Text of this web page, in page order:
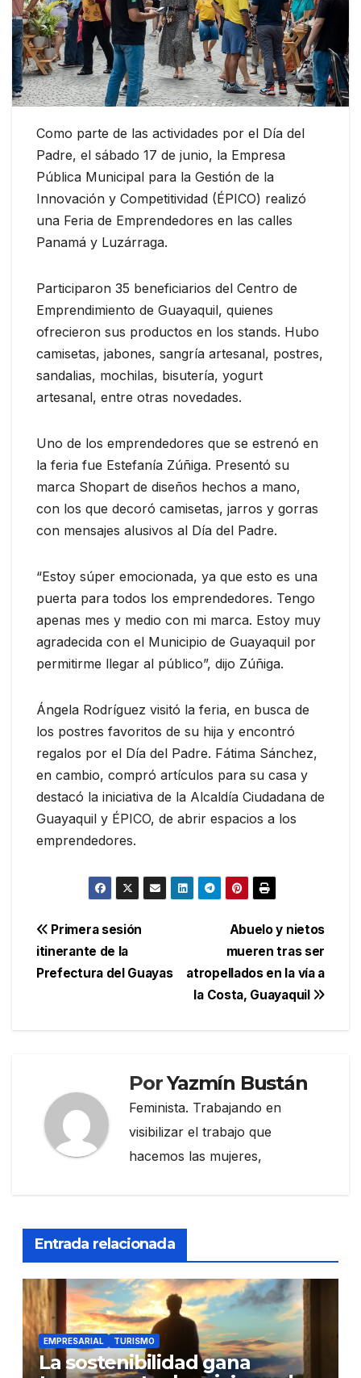
Como parte de las actividades por el Día del
Padre, el sábado 17 de junio, la Empresa
Pública Municipal para la Gestión de la
Innovación y Competitividad (ÉPICO) realizó
una Feria de Emprendedores en las calles
Panamá y Luzárraga.
Participaron 35 beneficiarios del Centro de
Emprendimiento de Guayaquil, quienes
ofrecieron sus productos en los stands. Hubo
camisetas, jabones, sangría artesanal, postres,
sandalias, mochilas, bisutería, yogurt
artesanal, entre otras novedades.
Uno de los emprendedores que se estrenó en
la feria fue Estefanía Zúñiga. Presentó su
marca Shopart de diseños hechos a mano,
con los que decoró camisetas, jarros y gorras
con mensajes alusivos al Día del Padre.
“Estoy súper emocionada, ya que esto es una
puerta para todos los emprendedores. Tengo
apenas mes y medio con mi marca. Estoy muy
agradecida con el Municipio de Guayaquil por
permitirme llegar al público”, dijo Zúñiga.
Ángela Rodríguez visitó la feria, en busca de
los postres favoritos de su hija y encontró
regalos por el Día del Padre. Fátima Sánchez,
en cambio, compró artículos para su casa y
destacó la iniciativa de la Alcaldía Ciudadana de
Guayaquil y ÉPICO, de abrir espacios a los
emprendedores.
Navegación
de
Abuelo y nietos
mueren tras ser
atropellados en la vía a
la Costa, Guayaquil
Primera sesión
itinerante de la
Prefectura del Guayas
PorYazmín Bustán
Feminista. Trabajando en
visibilizar el trabajo que
hacemos las mujeres,
Entrada relacionada
EMPRESARIAL TURISMO
La sostenibilidad gana